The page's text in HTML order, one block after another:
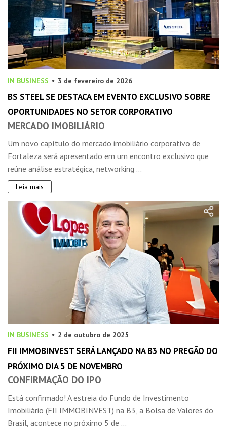
IN BUSINESS 3 de fevereiro de 2026
BS STEEL SE DESTACA EM EVENTO EXCLUSIVO SOBRE
OPORTUNIDADES NO SETOR CORPORATIVO
MERCADO IMOBILIÁRIO
Um novo capítulo do mercado imobiliário corporativo de
Fortaleza será apresentado em um encontro exclusivo que
reúne análise estratégica, networking ...
Leia mais
IN BUSINESS 2 de outubro de 2025
FII IMMOBINVEST SERÁ LANÇADO NA B3 NO PREGÃO DO
PRÓXIMO DIA 5 DE NOVEMBRO
CONFIRMAÇÃO DO IPO
Está confirmado! A estreia do Fundo de Investimento
Imobiliário (FII IMMOBINVEST) na B3, a Bolsa de Valores do
Brasil, acontece no próximo 5 de ...